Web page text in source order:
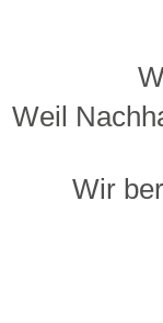
Weil
Wir